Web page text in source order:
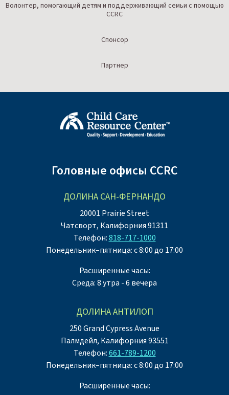
Волонтер, помогающий детям и поддерживающий семьи с помощью
CCRC
Спонсор
Партнер
Головные офисы CCRC
ДОЛИНА САН-ФЕРНАНДО
20001 Prairie Street
Чатсворт, Калифорния 91311
Телефон:818-717-1000
Понедельник–пятница: с 8:00 до 17:00
Расширенные часы:
Среда: 8 утра - 6 вечера
ДОЛИНА АНТИЛОП
250 Grand Cypress Avenue
Палмдейл, Калифорния 93551
Телефон:661-789-1200
Понедельник–пятница: с 8:00 до 17:00
Расширенные часы: